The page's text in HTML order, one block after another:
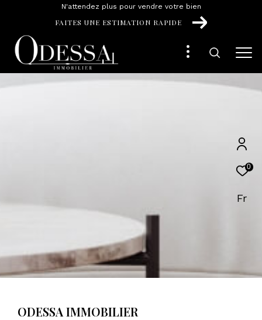
N'attendez plus pour vendre votre bien
FAITES UNE ESTIMATION RAPIDE
0
Fr
ODESSA IMMOBILIER